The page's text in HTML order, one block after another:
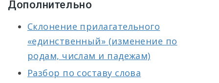
Дополнительно
Склонение прилагательного
«единственный» (изменение по
родам, числам и падежам)
Разбор по составу слова